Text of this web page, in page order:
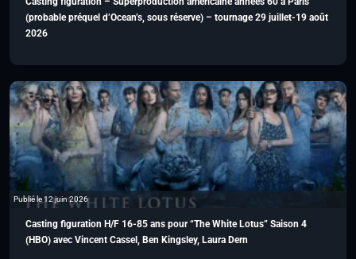
(probable préquel d’Ocean’s, sous réserve) – tournage 29 juillet-19 août
2026
Publié le 12 juin 2026
Casting figuration H/F 16-85 ans pour “The White Lotus” Saison 4
(HBO) avec Vincent Cassel, Ben Kingsley, Laura Dern